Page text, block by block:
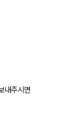
내주시면